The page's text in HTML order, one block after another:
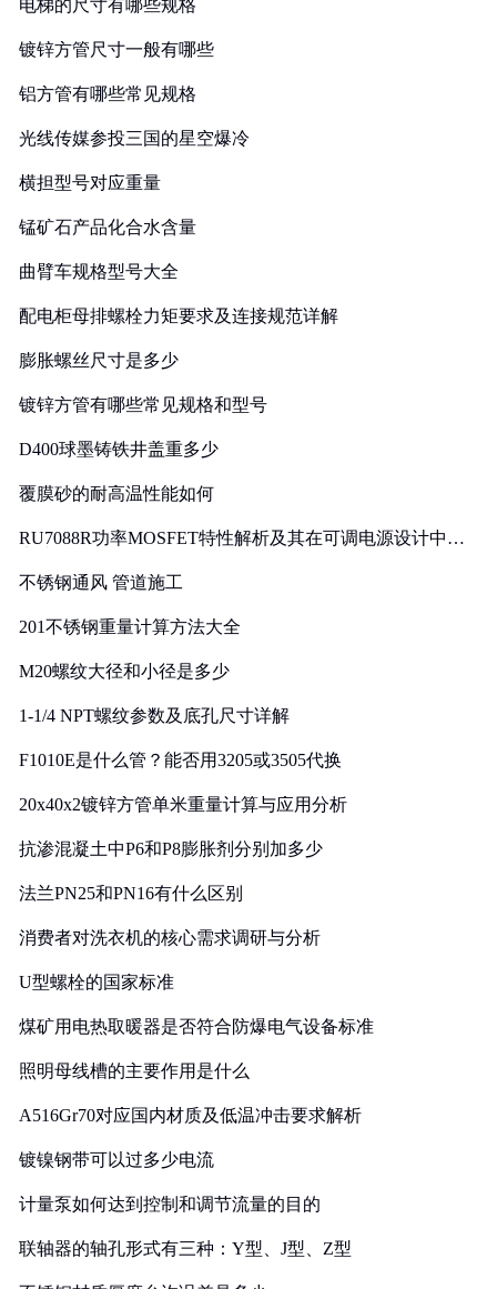
电梯的尺寸有哪些规格
镀锌方管尺寸一般有哪些
铝方管有哪些常见规格
光线传媒参投三国的星空爆冷
横担型号对应重量
锰矿石产品化合水含量
曲臂车规格型号大全
配电柜母排螺栓力矩要求及连接规范详解
膨胀螺丝尺寸是多少
镀锌方管有哪些常见规格和型号
D400球墨铸铁井盖重多少
覆膜砂的耐高温性能如何
RU7088R功率MOSFET特性解析及其在可调电源设计中的
不锈钢通风 管道施工
201不锈钢重量计算方法大全
M20螺纹大径和小径是多少
1-1/4 NPT螺纹参数及底孔尺寸详解
F1010E是什么管？能否用3205或3505代换
20x40x2镀锌方管单米重量计算与应用分析
抗渗混凝土中P6和P8膨胀剂分别加多少
法兰PN25和PN16有什么区别
消费者对洗衣机的核心需求调研与分析
U型螺栓的国家标准
煤矿用电热取暖器是否符合防爆电气设备标准
照明母线槽的主要作用是什么
A516Gr70对应国内材质及低温冲击要求解析
镀镍钢带可以过多少电流
计量泵如何达到控制和调节流量的目的
联轴器的轴孔形式有三种：Y型、J型、Z型